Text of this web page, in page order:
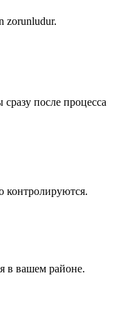
zorunludur.
после процесса
контролируются.
в вашем районе.